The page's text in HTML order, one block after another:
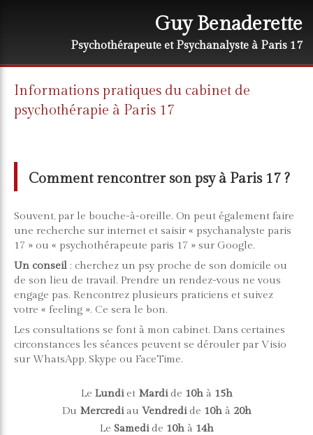
Guy Benaderette
Psychothérapeute et Psychanalyste à Paris 17
Informations pratiques du cabinet de
psychothérapie à Paris 17
Comment rencontrer son psy à Paris 17 ?
Souvent, par le bouche-à-oreille. On peut également faire
une recherche sur internet et saisir « psychanalyste paris
17 » ou « psychothérapeute paris 17 » sur Google.
Un conseil : cherchez un psy proche de son domicile ou
de son lieu de travail. Prendre un rendez-vous ne vous
engage pas. Rencontrez plusieurs praticiens et suivez
votre « feeling ». Ce sera le bon.
Les consultations se font à mon cabinet. Dans certaines
circonstances les séances peuvent se dérouler par Visio
sur WhatsApp, Skype ou FaceTime.
Le Lundiet Mardide 10hà 15h
Du Mercrediau Vendredide 10hà 20h
Le Samedide 10hà 14h